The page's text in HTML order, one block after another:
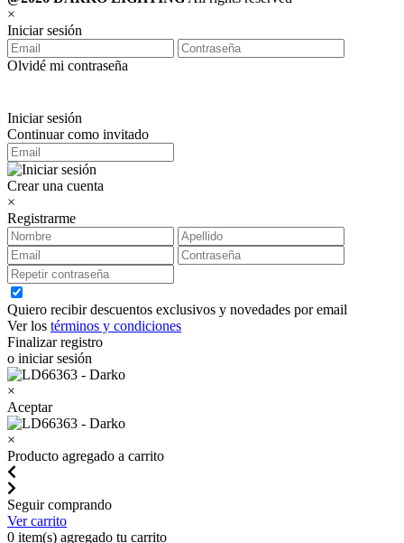
×
Iniciar sesión
Olvidé mi contraseña
Iniciar sesión
Continuar como invitado
Crear una cuenta
×
Registrarme
Quiero recibir descuentos exclusivos y novedades por email
Ver los términos y condiciones
Finalizar registro
o iniciar sesión
×
Aceptar
×
Producto agregado a carrito
Seguir comprando
Ver carrito
0 item(s) agregado tu carrito